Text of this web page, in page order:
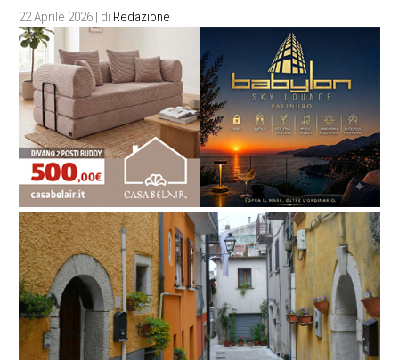
22 Aprile 2026 | di Redazione